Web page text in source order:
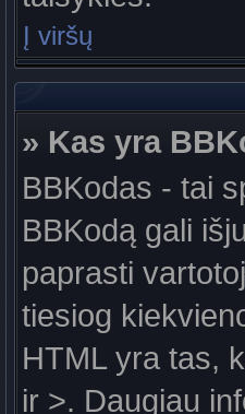
Į viršų
» Kas yra
BBKodas - tai
BBKodą gali
paprasti
tiesiog
HTML yra tas,
ir >. Daugiau